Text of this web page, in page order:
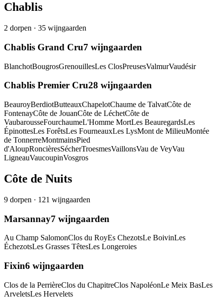
Chablis
2 dorpen · 35 wijngaarden
Chablis Grand Cru7 wijngaarden
BlanchotBougrosGrenouillesLes ClosPreusesValmurVaudésir
Chablis Premier Cru28 wijngaarden
BeauroyBerdiotButteauxChapelotChaume de TalvatCôte de
FontenayCôte de JouanCôte de LéchetCôte de
VaubarousseFourchaumeL'Homme MortLes BeauregardsLes
ÉpinottesLes ForêtsLes FourneauxLes LysMont de MilieuMontée
de TonnerreMontmainsPied
d'AloupRoncièresSécherTroesmesVaillonsVau de VeyVau
LigneauVaucoupinVosgros
Côte de Nuits
9 dorpen · 121 wijngaarden
Marsannay7 wijngaarden
Au Champ SalomonClos du RoyEs ChezotsLe BoivinLes
ÉchezotsLes Grasses TêtesLes Longeroies
Fixin6 wijngaarden
Clos de la PerrièreClos du ChapitreClos NapoléonLe Meix BasLes
ArveletsLes Hervelets